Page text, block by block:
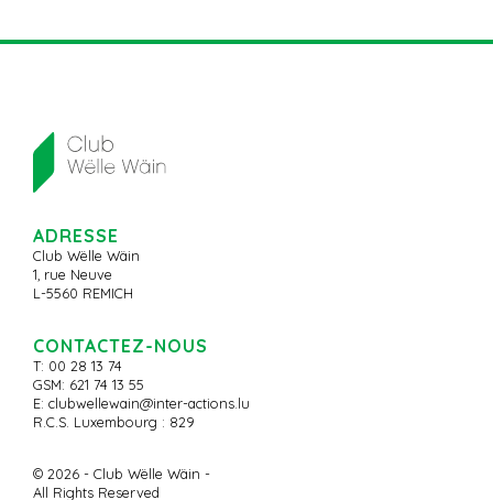
ADRESSE
Club Wëlle Wäin
1, rue Neuve
L-5560 REMICH
CONTACTEZ-NOUS
T: 00 28 13 74
GSM: 621 74 13 55
E: clubwellewain@inter-actions.lu
R.C.S. Luxembourg : 829
© 2026 - Club Wëlle Wäin -
All Rights Reserved